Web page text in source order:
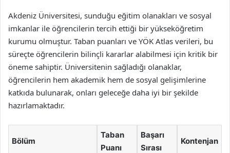
Akdeniz Üniversitesi, sunduğu eğitim olanakları ve sosyal
imkanlar ile öğrencilerin tercih ettiği bir yükseköğretim
kurumu olmuştur. Taban puanları ve YÖK Atlas verileri, bu
süreçte öğrencilerin bilinçli kararlar alabilmesi için kritik bir
öneme sahiptir. Üniversitenin sağladığı olanaklar,
öğrencilerin hem akademik hem de sosyal gelişimlerine
katkıda bulunarak, onları geleceğe daha iyi bir şekilde
hazırlamaktadır.
Bölüm
Taban
Puanı
Başarı
Sırası
Kontenjan